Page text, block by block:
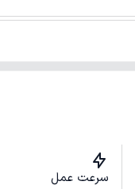
سرعت عمل